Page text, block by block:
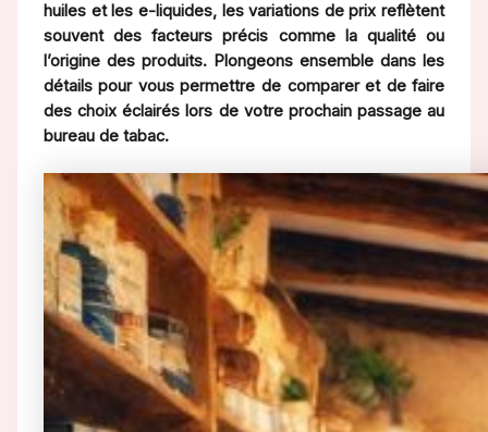
huiles et les e-liquides, les variations de prix reflètent
souvent des facteurs précis comme la qualité ou
l’origine des produits. Plongeons ensemble dans les
détails pour vous permettre de comparer et de faire
des choix éclairés lors de votre prochain passage au
bureau de tabac.